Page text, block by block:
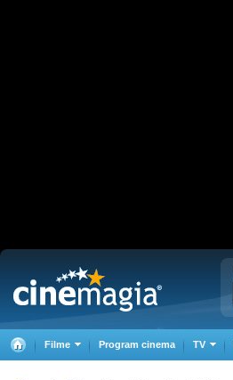
Filme Program cinema TV